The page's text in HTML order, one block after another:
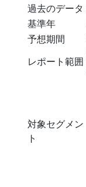
過去のデータ
基準年
予想期間
レポート範囲
対象セグメン
ト